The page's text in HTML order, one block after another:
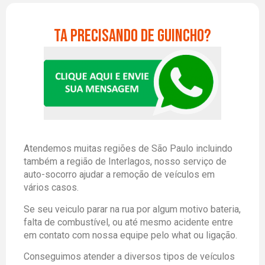
Ta precisando de guincho?
Atendemos muitas regiões de São Paulo incluindo
também a região de Interlagos, nosso serviço de
auto-socorro ajudar a remoção de veículos em
vários casos.
Se seu veiculo parar na rua por algum motivo bateria,
falta de combustível, ou até mesmo acidente entre
em contato com nossa equipe pelo what ou ligação.
Conseguimos atender a diversos tipos de veículos